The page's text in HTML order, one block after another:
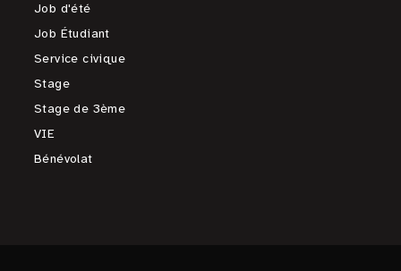
Job d'été
Job Étudiant
Service civique
Stage
Stage de 3ème
VIE
Bénévolat